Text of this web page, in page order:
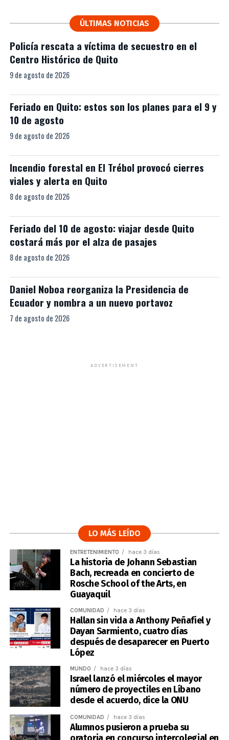
ÚLTIMAS NOTICIAS
Policía rescata a víctima de secuestro en el
Centro Histórico de Quito
9 de agosto de 2026
Feriado en Quito: estos son los planes para el 9 y
10 de agosto
9 de agosto de 2026
Incendio forestal en El Trébol provocó cierres
viales y alerta en Quito
8 de agosto de 2026
Feriado del 10 de agosto: viajar desde Quito
costará más por el alza de pasajes
8 de agosto de 2026
Daniel Noboa reorganiza la Presidencia de
Ecuador y nombra a un nuevo portavoz
7 de agosto de 2026
ADVERTISEMENT
LO MÁS LEÍDO
ENTRETENIMIENTO hace 3 días
La historia de Johann Sebastian
Bach, recreada en concierto de
Rosche School of the Arts, en
Guayaquil
COMUNIDAD hace 3 días
Hallan sin vida a Anthony Peñafiel y
Dayan Sarmiento, cuatro días
después de desaparecer en Puerto
López
MUNDO hace 3 días
Israel lanzó el miércoles el mayor
número de proyectiles en Líbano
desde el acuerdo, dice la ONU
COMUNIDAD hace 3 días
Alumnos pusieron a prueba su